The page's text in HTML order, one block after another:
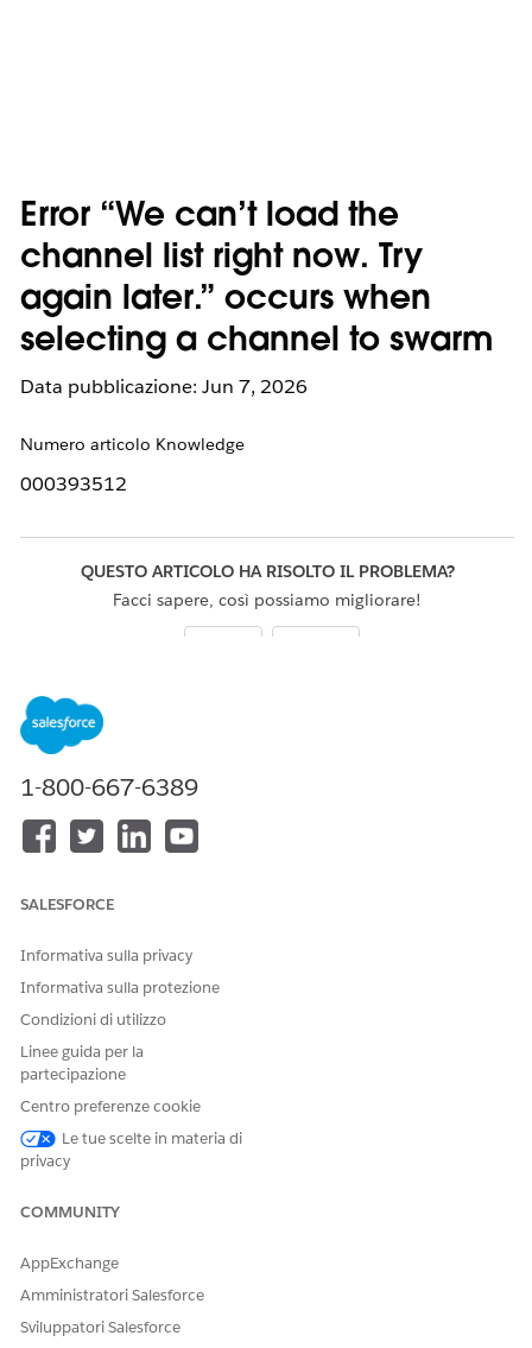
Error “We can’t load the
channel list right now. Try
again later.” occurs when
selecting a channel to swarm
Data pubblicazione: Jun 7, 2026
Numero articolo Knowledge
000393512
QUESTO ARTICOLO HA RISOLTO IL PROBLEMA?
Facci sapere, così possiamo migliorare!
1-800-667-6389
SALESFORCE
Informativa sulla privacy
Informativa sulla protezione
Condizioni di utilizzo
Linee guida per la
partecipazione
Centro preferenze cookie
Le tue scelte in materia di
privacy
COMMUNITY
AppExchange
Amministratori Salesforce
Sviluppatori Salesforce